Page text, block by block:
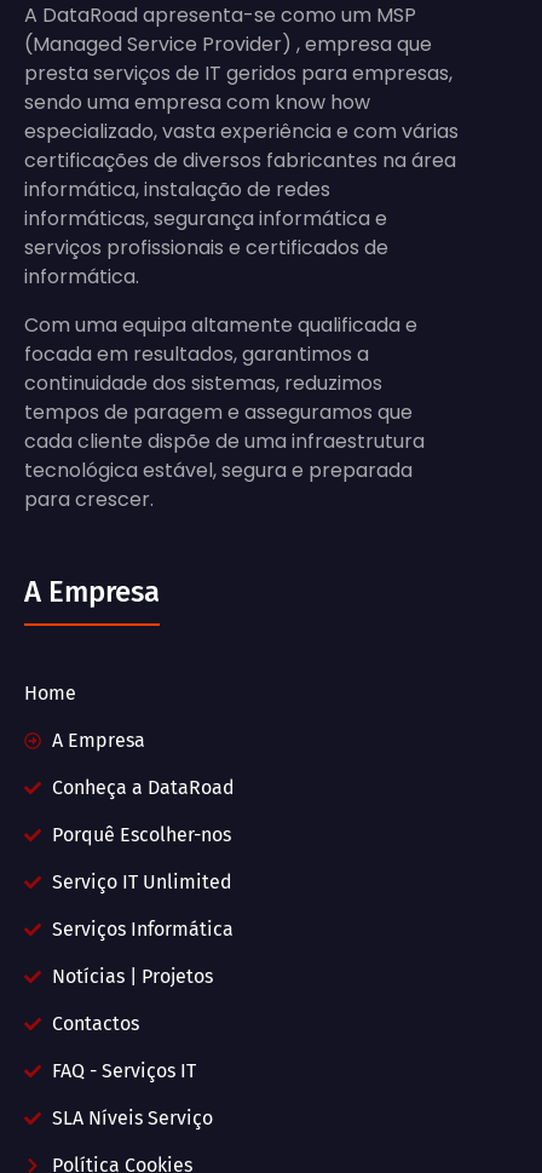
A DataRoad apresenta-se como um MSP
(Managed Service Provider) , empresa que
presta serviços de IT geridos para empresas,
sendo uma empresa com know how
especializado, vasta experiência e com várias
certificações de diversos fabricantes na área
informática, instalação de redes
informáticas, segurança informática e
serviços profissionais e certificados de
informática.
Com uma equipa altamente qualificada e
focada em resultados, garantimos a
continuidade dos sistemas, reduzimos
tempos de paragem e asseguramos que
cada cliente dispõe de uma infraestrutura
tecnológica estável, segura e preparada
para crescer.
A Empresa
Home
A Empresa
Conheça a DataRoad
Porquê Escolher-nos
Serviço IT Unlimited
Serviços Informática
Notícias | Projetos
Contactos
FAQ - Serviços IT
SLA Níveis Serviço
Política Cookies